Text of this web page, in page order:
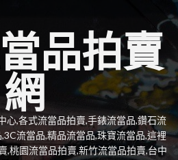
品拍賣
網
心,各式流當品拍賣,手錶流當品,鑽石流
流當品,精品流當品,珠寶流當品,這裡
,桃園流當品拍賣,新竹流當品拍賣,台中